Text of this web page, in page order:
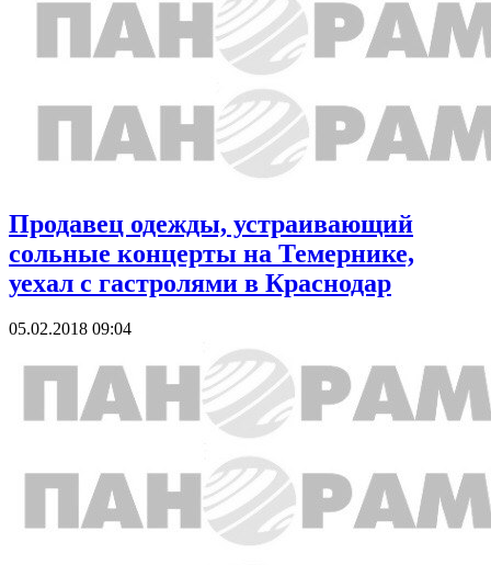
Продавец одежды, устраивающий
сольные концерты на Темернике,
уехал с гастролями в Краснодар
05.02.2018 09:04